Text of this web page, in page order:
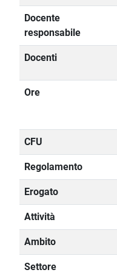
Docente
responsabile
Docenti
Ore
CFU
Regolamento
Erogato
Attività
Ambito
Settore